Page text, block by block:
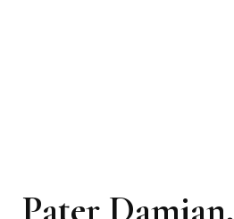
Pater Damian,